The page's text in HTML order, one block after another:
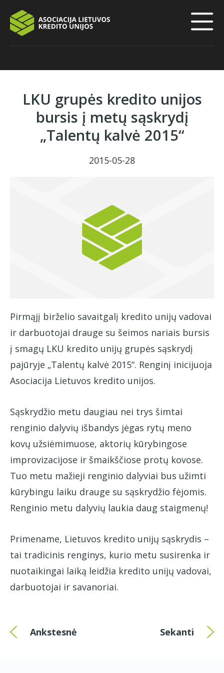
LKU grupės kredito unijos
bursis į metų sąskrydį
„Talentų kalvė 2015“
2015-05-28
Pirmąjį birželio savaitgalį kredito unijų vadovai
ir darbuotojai drauge su šeimos nariais bursis
į smagų LKU kredito unijų grupės sąskrydį
pajūryje „Talentų kalvė 2015“. Renginį inicijuoja
Asociacija Lietuvos kredito unijos.
Sąskrydžio metu daugiau nei trys šimtai
renginio dalyvių išbandys jėgas rytų meno
kovų užsiėmimuose, aktorių kūrybingose
improvizacijose ir šmaikščiose protų kovose.
Tuo metu mažieji renginio dalyviai bus užimti
kūrybingu laiku drauge su sąskrydžio fėjomis.
Renginio metu dalyvių laukia daug staigmenų!
Primename, Lietuvos kredito unijų sąskrydis –
tai tradicinis renginys, kurio metu susirenka ir
nuotaikingai laiką leidžia kredito unijų vadovai,
darbuotojai ir savanoriai.
Ankstesnė Sekanti